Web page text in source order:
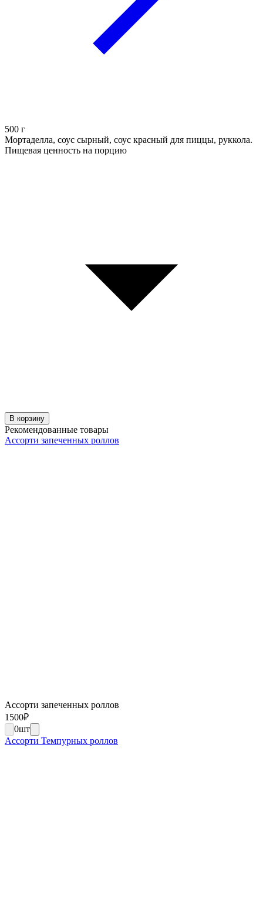
500 г
Мортаделла, соус сырный, соус красный для пиццы, руккола.
Пищевая ценность на порцию
В корзину
Рекомендованные товары
Ассорти запеченных роллов
Ассорти запеченных роллов
1500₽
0шт
Ассорти Темпурных роллов